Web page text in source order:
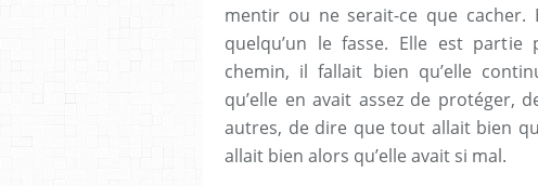
mentir ou ne serait-ce que cacher.
quelqu’un le fasse. Elle est partie
chemin, il fallait bien qu’elle
qu’elle en avait assez de protéger,
autres, de dire que tout allait bien
allait bien alors qu’elle avait si mal.